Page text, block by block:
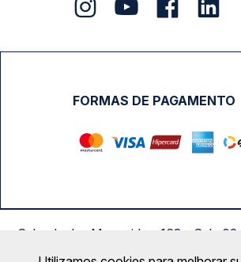
FORMAS DE PAGAMENTO
Calçada das Margaridas, 163 - Sala